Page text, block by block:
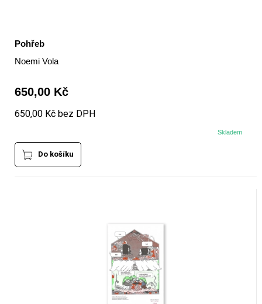
Pohřeb
Noemi Vola
650,00 Kč
650,00 Kč bez DPH
Skladem
Do košíku